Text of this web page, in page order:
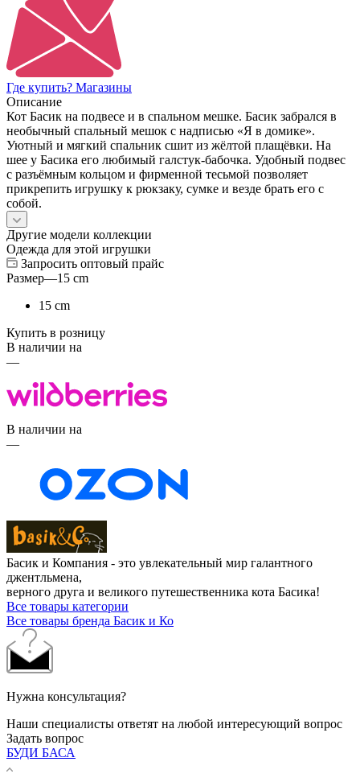
Где купить? Магазины
Описание
Кот Басик на подвесе и в спальном мешке. Басик забрался в
необычный спальный мешок с надписью «Я в домике».
Уютный и мягкий спальник сшит из жёлтой плащёвки. На
шее у Басика его любимый галстук-бабочка. Удобный подвес
с разъёмным кольцом и фирменной тесьмой позволяет
прикрепить игрушку к рюкзаку, сумке и везде брать его с
собой.
Другие модели коллекции
Одежда для этой игрушки
Запросить оптовый прайс
Размер—15 cm
15 cm
Купить в розницу
В наличии на
—
В наличии на
—
Басик и Компания - это увлекательный мир галантного
джентльмена,
верного друга и великого путешественника кота Басика!
Все товары категории
Все товары бренда Басик и Ко
Нужна консультация?
Наши специалисты ответят на любой интересующий вопрос
Задать вопрос
БУДИ БАСА